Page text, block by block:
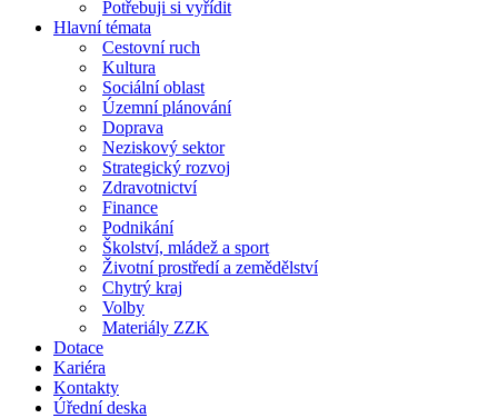
Potřebuji si vyřídit
Hlavní témata
Cestovní ruch
Kultura
Sociální oblast
Územní plánování
Doprava
Neziskový sektor
Strategický rozvoj
Zdravotnictví
Finance
Podnikání
Školství, mládež a sport
Životní prostředí a zemědělství
Chytrý kraj
Volby
Materiály ZZK
Dotace
Kariéra
Kontakty
Úřední deska